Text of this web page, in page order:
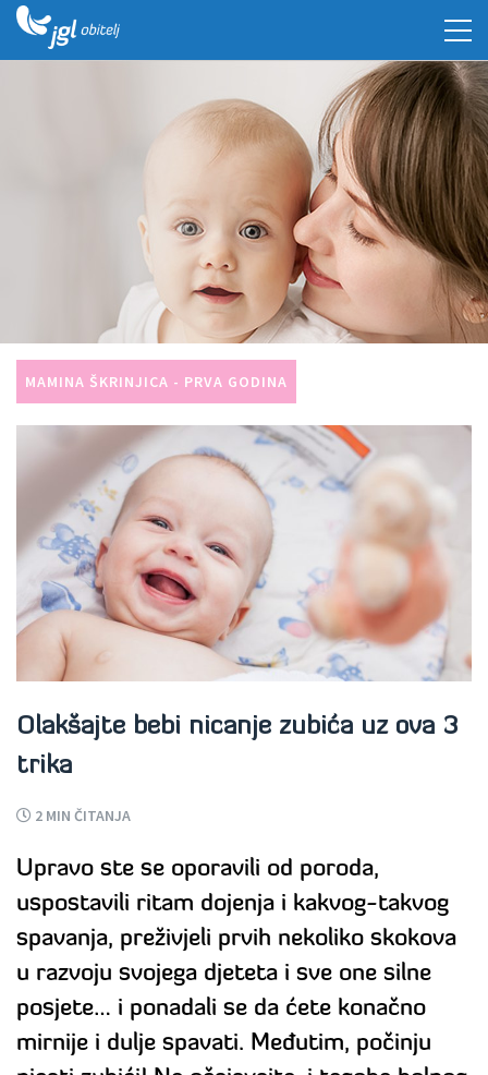
MAMINA ŠKRINJICA - PRVA GODINA
Olakšajte bebi nicanje zubića uz ova 3
trika
2 MIN ČITANJA
Upravo ste se oporavili od poroda,
uspostavili ritam dojenja i kakvog-takvog
spavanja, preživjeli prvih nekoliko skokova
u razvoju svojega djeteta i sve one silne
posjete… i ponadali se da ćete konačno
mirnije i dulje spavati. Međutim, počinju